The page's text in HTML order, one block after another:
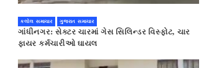
કલોલ સમાચાર ગુજરાત સમાચાર
ગાંધીનગર: સેક્ટર ચારમાં ગેસ સિલિન્ડર વિસ્ફોટ, ચાર
ફાયર કર્મચારીઓ ઘાયલ